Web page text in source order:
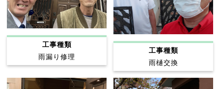
工事種類
雨漏り修理
工事種類
雨樋交換